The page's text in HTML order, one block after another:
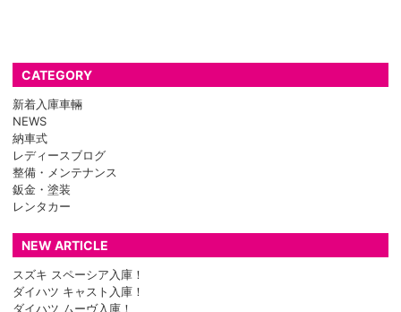
CATEGORY
新着入庫車輛
NEWS
納車式
レディースブログ
整備・メンテナンス
鈑金・塗装
レンタカー
NEW ARTICLE
スズキ スペーシア入庫！
ダイハツ キャスト入庫！
ダイハツ ムーヴ入庫！